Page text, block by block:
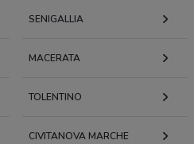
SENIGALLIA
MACERATA
TOLENTINO
CIVITANOVA MARCHE